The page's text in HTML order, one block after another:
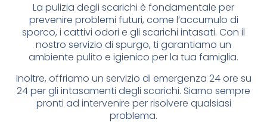
La pulizia degli scarichi è fondamentale per
prevenire problemi futuri, come l’accumulo di
sporco, i cattivi odori e gli scarichi intasati. Con il
nostro servizio di spurgo, ti garantiamo un
ambiente pulito e igienico per la tua famiglia.
Inoltre, offriamo un servizio di emergenza 24 ore su
24 per gli intasamenti degli scarichi. Siamo sempre
pronti ad intervenire per risolvere qualsiasi
problema.